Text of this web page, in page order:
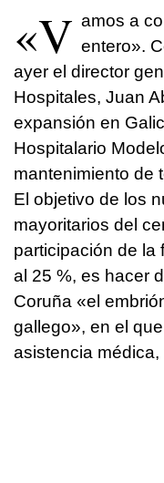
«V amos a
entero».
ayer el director
Hospitales, Juan
expansión en
Hospitalario
mantenimiento de
El objetivo de los
mayoritarios del
participación de la
al 25 %, es hacer
Coruña «el
gallego», en el
asistencia